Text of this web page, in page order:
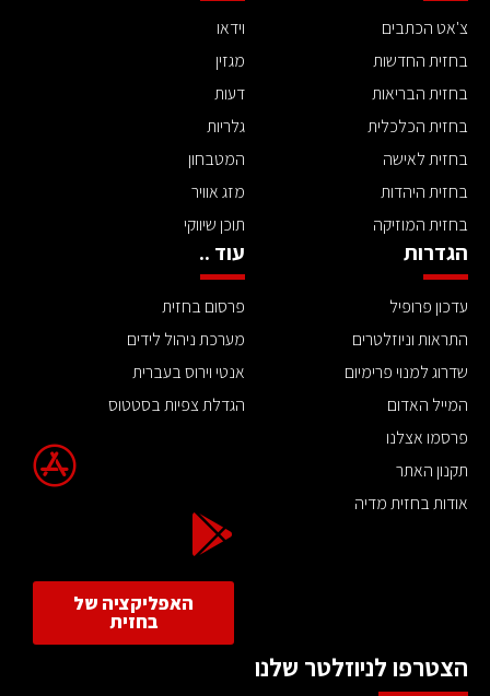
צ'אט הכתבים
בחזית החדשות
בחזית הבריאות
בחזית הכלכלית
בחזית לאישה
בחזית היהדות
בחזית המוזיקה
וידאו
מגזין
דעות
גלריות
המטבחון
מזג אוויר
תוכן שיווקי
הגדרות
עדכון פרופיל
התראות וניוזלטרים
שדרוג למנוי פרימיום
המייל האדום
פרסמו אצלנו
תקנון האתר
אודות בחזית מדיה
עוד ..
פרסום בחזית
מערכת ניהול לידים
אנטי וירוס בעברית
הגדלת צפיות בסטטוס
האפליקציה של
בחזית
הצטרפו לניוזלטר שלנו